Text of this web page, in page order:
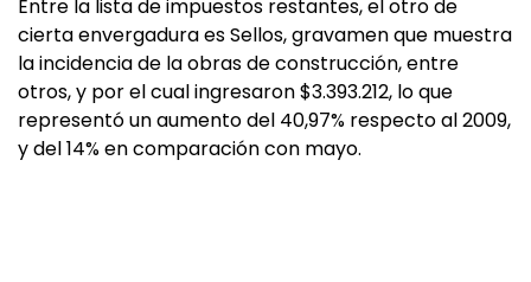
Entre la lista de impuestos restantes, el otro de
cierta envergadura es Sellos, gravamen que muestra
la incidencia de la obras de construcción, entre
otros, y por el cual ingresaron $3.393.212, lo que
representó un aumento del 40,97% respecto al 2009,
y del 14% en comparación con mayo.